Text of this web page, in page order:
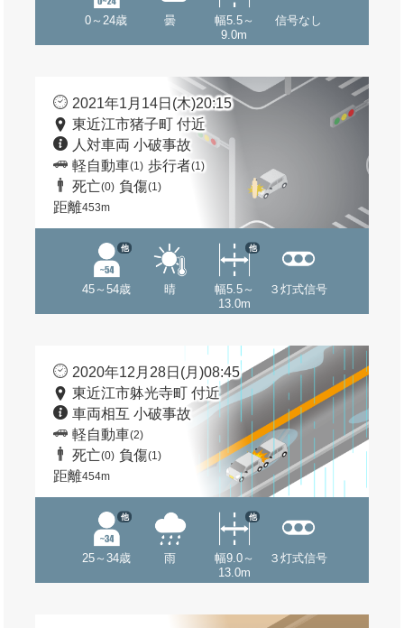
0～24歳 曇
幅5.5～
9.0m
信号なし
2021年1月14日(木)20:15
東近江市猪子町 付近
人対車両 小破事故
軽自動車(1) 歩行者(1)
死亡(0) 負傷(1)
距離453m
45～54歳
他
晴
幅5.5～
13.0m
他
３灯式信号
2020年12月28日(月)08:45
東近江市躰光寺町 付近
車両相互 小破事故
軽自動車(2)
死亡(0) 負傷(1)
距離454m
25～34歳
他
雨
幅9.0～
13.0m
他
３灯式信号